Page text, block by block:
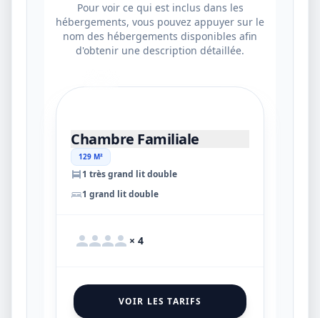
Pour voir ce qui est inclus dans les
hébergements, vous pouvez appuyer sur le
nom des hébergements disponibles afin
d'obtenir une description détaillée.
Chambre Familiale
129 M²
1 très grand lit double
1 grand lit double
× 4
VOIR LES TARIFS